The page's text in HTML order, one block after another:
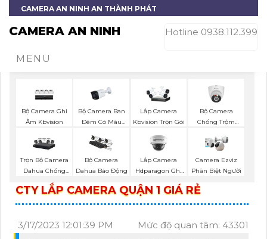
CAMERA AN NINH AN THÀNH PHÁT
CAMERA AN NINH Hotline 0938.112.399
MENU
Bộ Camera Ghi
Âm Kbvision
Bộ Camera Ban
Đêm Có Màu
Lắp Camera
Kbvision Trọn Gói
Bộ Camera
Chống Trộm
Trọn Bộ Camera
Dahua Chống
Trộm
Bộ Camera
Dahua Báo Động
Lắp Camera
Hdparagon Ghi
Camera Ezviz
Phân Biệt Người
CTY LẮP CAMERA QUẬN 1 GIÁ RẺ
3/17/2023 12:01:39 PM Mức độ quan tâm: 43301